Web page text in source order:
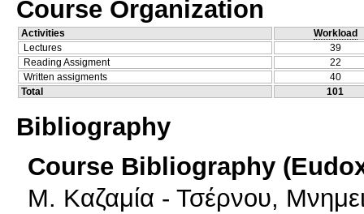
Course Organization
Activities
Workload
Lectures
39
Reading Assigment
22
Written assigments
40
Total
101
Bibliography
Course Bibliography
Μ. Καζαμία - Τσέρνου,